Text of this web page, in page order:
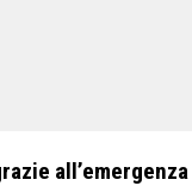
all’emergenza